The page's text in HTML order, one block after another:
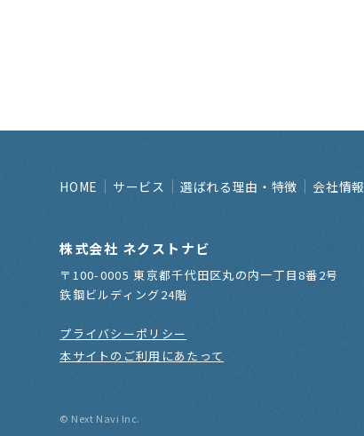
HOME サービス 選ばれる理由・特徴 会社情報
株式会社 ネクストナビ
〒100-0005 東京都千代田区丸の内一丁目8番2号
鉃鋼ビルディング24階
プライバシーポリシー
本サイトのご利用にあたって
© Next Navi Inc.